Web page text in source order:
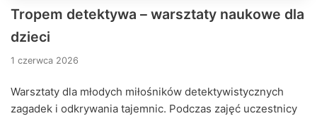
Tropem detektywa – warsztaty naukowe dla
dzieci
1 czerwca 2026
Warsztaty dla młodych miłośników detektywistycznych
zagadek i odkrywania tajemnic. Podczas zajęć uczestnicy